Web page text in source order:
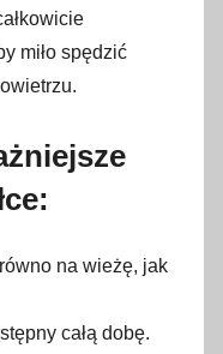
miło spędzić
na wieżę, jak
całą dobę.